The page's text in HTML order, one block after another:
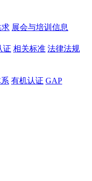
求 展会与培训信息
证 相关标准 法律法规
有机认证 GAP